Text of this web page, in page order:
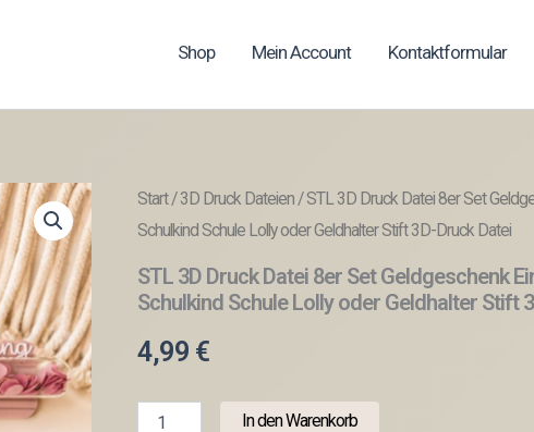
Shop Mein Account Kontaktformular
Start/3D Druck Dateien/ STL 3D Druck Datei 8er Set
Schulkind Schule Lolly oder Geldhalter Stift 3D-Druck Datei
STL 3D Druck Datei 8er Set Geldgeschenk
Schulkind Schule Lolly oder Geldhalter Stift
4,99 €
In den Warenkorb